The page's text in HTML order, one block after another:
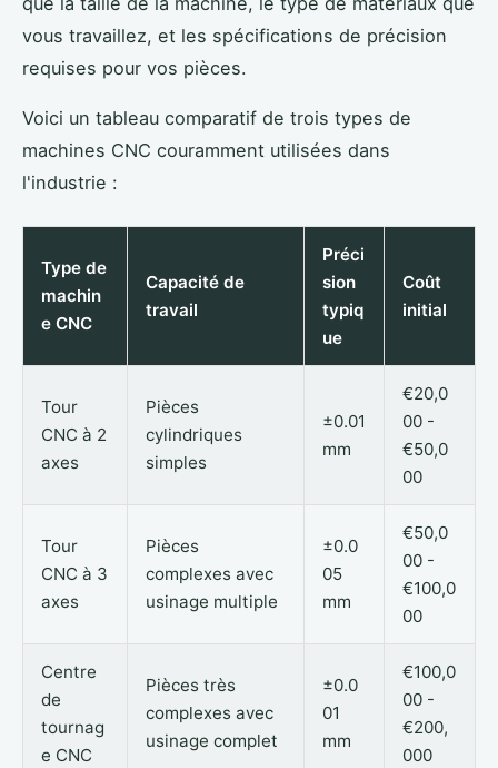
vous travaillez, et les spécifications de précision
requises pour vos pièces.
Voici un tableau comparatif de trois types de
machines CNC couramment utilisées dans
l'industrie :
Type de
machin
e CNC
Capacité de
travail
Préci
sion
typiq
ue
Coût
initial
Tour
CNC à 2
axes
Pièces
cylindriques
simples
±0.01
mm
€20,0
00 -
€50,0
00
Tour
CNC à 3
axes
Pièces
complexes avec
usinage multiple
±0.0
05
mm
€50,0
00 -
€100,0
00
Centre
de
tournag
e CNC
Pièces très
complexes avec
usinage complet
±0.0
01
mm
€100,0
00 -
€200,
000